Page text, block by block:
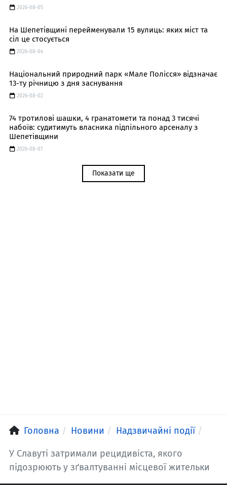
2026-08-05
На Шепетівщині перейменували 15 вулиць: яких міст та
сіл це стосується
2026-08-04
Національний природний парк «Мале Полісся» відзначає
13-ту річницю з дня заснування
2026-08-02
74 тротилові шашки, 4 гранатомети та понад 3 тисячі
набоїв: судитимуть власника підпільного арсеналу з
Шепетівщини
2026-08-01
Показати ще
Головна Новини Надзвичайні події
У Славуті затримали рецидивіста, якого
підозрюють у зґвалтуванні місцевої жительки